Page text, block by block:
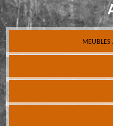
MEUBLES